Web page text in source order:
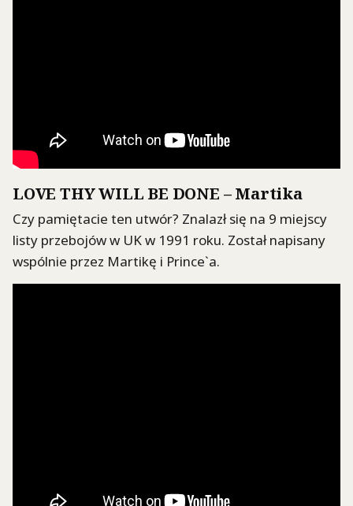
LOVE THY WILL BE DONE – Martika
Czy pamiętacie ten utwór? Znalazł się na 9 miejscy
listy przebojów w UK w 1991 roku. Został napisany
wspólnie przez Martikę i Prince`a.